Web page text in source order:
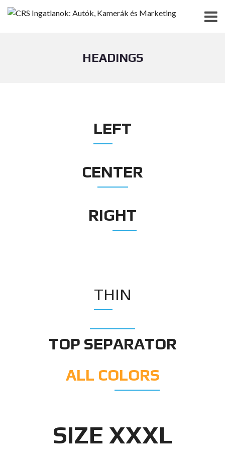
HEADINGS
LEFT
CENTER
RIGHT
THIN
TOP SEPARATOR
ALL COLORS
SIZE XXXL